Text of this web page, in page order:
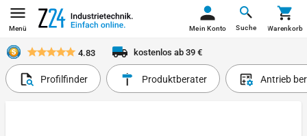
Menü Suche
Mein Konto Warenkorb
4.83 kostenlos ab 39 €
Profilfinder Produktberater Antrieb